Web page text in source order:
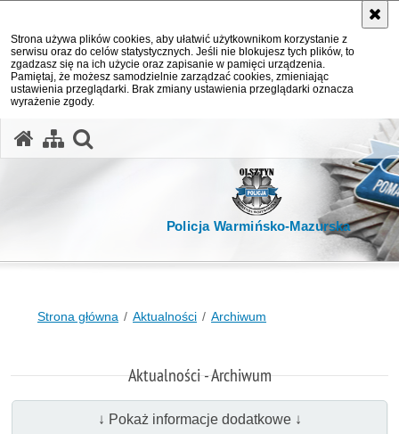
Strona używa plików cookies, aby ułatwić użytkownikom korzystanie z
serwisu oraz do celów statystycznych. Jeśli nie blokujesz tych plików, to
zgadzasz się na ich użycie oraz zapisanie w pamięci urządzenia.
Pamiętaj, że możesz samodzielnie zarządzać cookies, zmieniając
ustawienia przeglądarki. Brak zmiany ustawienia przeglądarki oznacza
wyrażenie zgody.
Policja Warmińsko-Mazurska
Strona główna Aktualności Archiwum
Aktualności - Archiwum
↓ Pokaż informacje dodatkowe ↓